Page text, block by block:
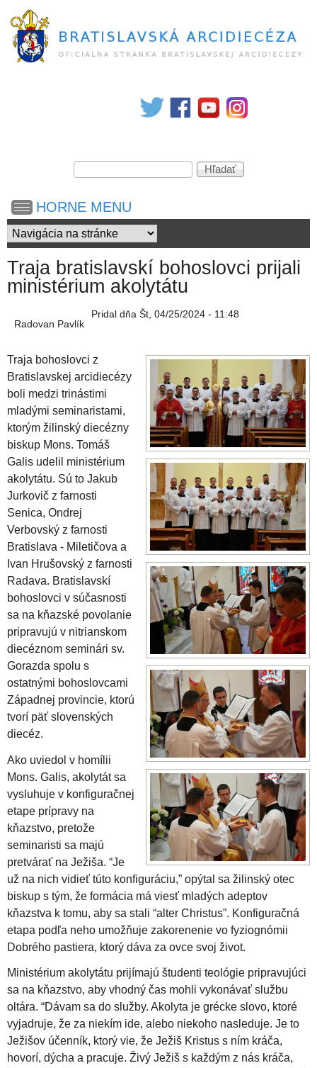
na
hlavný
t
i
s
a
v
s
k
á
a
r
c
i
d
i
e
c
é
z
a
V
y
ľ
a
d
v
a
i
H
ľ
d
a
ť
HORNE MENU
Traja bratislavskí bohoslovci prijali
ministérium akolytátu
Pridal
Radovan Pavlík
dňa Št, 04/25/2024 - 11:48
Traja bohoslovci z
Bratislavskej arcidiecézy
boli medzi trinástimi
mladými seminaristami,
ktorým žilinský diecézny
biskup Mons. Tomáš
Galis udelil ministérium
akolytátu. Sú to Jakub
Jurkovič z farnosti
Senica, Ondrej
Verbovský z farnosti
Bratislava - Miletičova a
Ivan Hrušovský z farnosti
Radava. Bratislavskí
bohoslovci v súčasnosti
sa na kňazské povolanie
pripravujú v nitrianskom
diecéznom seminári sv.
Gorazda spolu s
ostatnými bohoslovcami
Západnej provincie, ktorú
tvorí päť slovenských
diecéz.
Ako uviedol v homílii
Mons. Galis, akolytát sa
vysluhuje v konfiguračnej
etape prípravy na
kňazstvo, pretože
seminaristi sa majú
pretvárať na Ježiša. “Je
už na nich vidieť túto konfiguráciu,” opýtal sa žilinský otec
biskup s tým, že formácia má viesť mladých adeptov
kňazstva k tomu, aby sa stali “alter Christus”. Konfiguračná
etapa podľa neho umožňuje zakorenenie vo fyziognómii
Dobrého pastiera, ktorý dáva za ovce svoj život.
Ministérium akolytátu prijímajú študenti teológie pripravujúci
sa na kňazstvo, aby vhodný čas mohli vykonávať službu
oltára. “Dávam sa do služby. Akolyta je grécke slovo, ktoré
vyjadruje, že za niekím ide, alebo niekoho nasleduje. Je to
Ježišov účenník, ktorý vie, že Ježiš Kristus s ním kráča,
hovorí, dýcha a pracuje. Živý Ježiš s každým z nás kráča,